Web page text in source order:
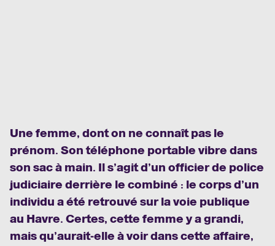
Une femme, dont on ne connaît pas le
prénom. Son téléphone portable vibre dans
son sac à main. Il s’agit d’un officier de police
judiciaire derrière le combiné : le corps d’un
individu a été retrouvé sur la voie publique
au Havre. Certes, cette femme y a grandi,
mais qu’aurait-elle à voir dans cette affaire,